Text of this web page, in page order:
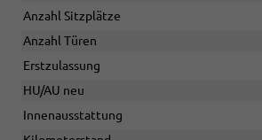
Anzahl Sitzplätze
Anzahl Türen
Erstzulassung
HU/AU neu
Innenausstattung